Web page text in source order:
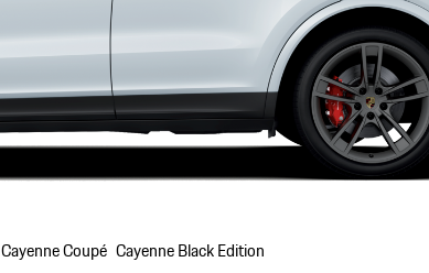
Cayenne Coupé Cayenne Black Edition